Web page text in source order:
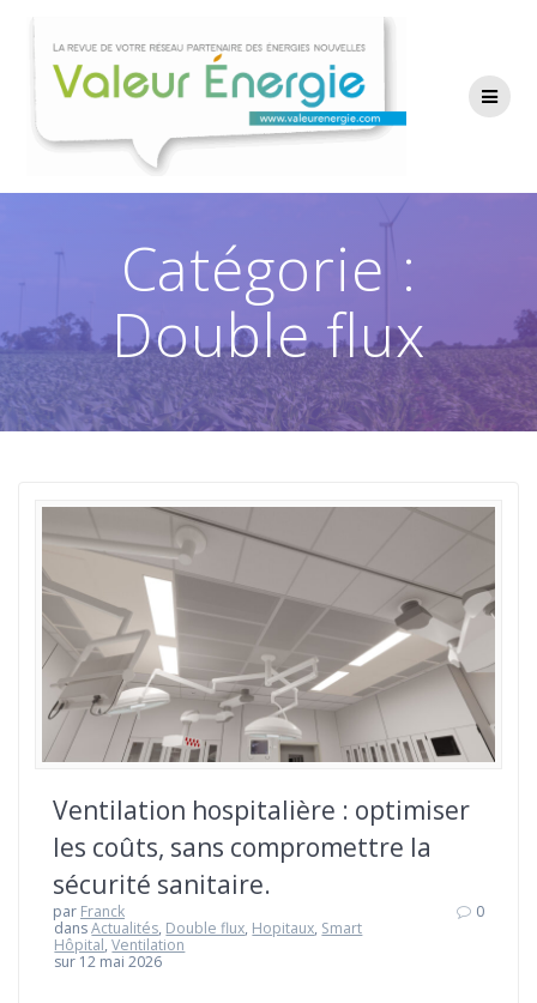
contenu
Catégorie :
Double flux
Ventilation hospitalière : optimiser
les coûts, sans compromettre la
sécurité sanitaire.
par Franck
dansActualités, Double flux, Hopitaux, Smart
Hôpital,Ventilation
sur 12 mai 2026
0